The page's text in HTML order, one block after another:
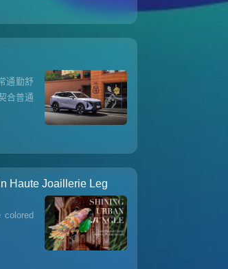
通勤舒
合普通
Haute Joaillerie Leg
colored